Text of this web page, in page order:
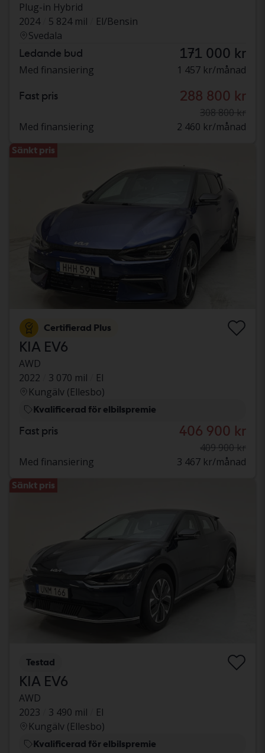
Plug-in Hybrid
2024
5 824 mil
El/Bensin
Svedala
Ledande bud 171 000 kr
Med finansiering 1 457 kr/månad
Fast pris 288 800 kr
308 800 kr
Med finansiering
2 460 kr/månad
Sänkt pris
Certifierad Plus
KIA EV6
AWD
2022
3 070 mil
El
Kungälv (Ellesbo)
Kvalificerad för elbilspremie
Fast pris 406 900 kr
409 900 kr
Med finansiering
3 467 kr/månad
Sänkt pris
Testad
KIA EV6
AWD
2023
3 490 mil
El
Kungälv (Ellesbo)
Kvalificerad för elbilspremie